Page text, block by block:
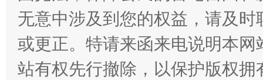
无意中涉及到您的权益，请及
或更正。特请来函来电说明本
站有权先行撤除，以保护版权